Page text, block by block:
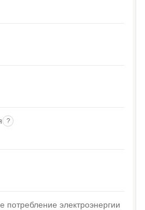
?
потребление электроэнергии